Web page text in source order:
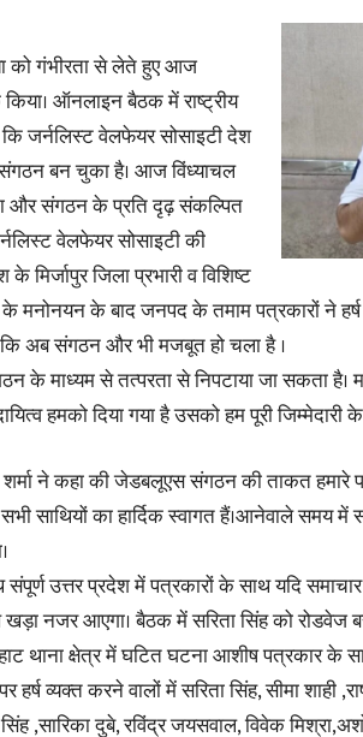
को गंभीरता से लेते हुए आज
ऑनलाइन बैठक में राष्ट्रीय
कि जर्नलिस्ट वेलफेयर सोसाइटी देश
बन चुका है। आज विंध्याचल
और संगठन के प्रति दृढ़ संकल्पित
वेलफेयर सोसाइटी की
जिला प्रभारी व विशिष्ट
मनोनयन के बाद जनपद के तमाम पत्रकारों ने हर्ष
अब संगठन और भी मजबूत हो चला है ।
के माध्यम से तत्परता से निपटाया जा सकता
हमको दिया गया है उसको हम पूरी जिम्मेदारी
शर्मा ने कहा की जेडबलूएस संगठन की ताकत हमारे
साथियों का हार्दिक स्वागत हैं।आनेवाले समय
उत्तर प्रदेश में पत्रकारों के साथ यदि
नजर आएगा। बैठक में सरिता सिंह को रोडवेज
थाना क्षेत्र में घटित घटना आशीष पत्रकार के
व्यक्त करने वालों में सरिता सिंह, सीमा शाही
सिंह ,सारिका दुबे, रविंद्र जयसवाल, विवेक